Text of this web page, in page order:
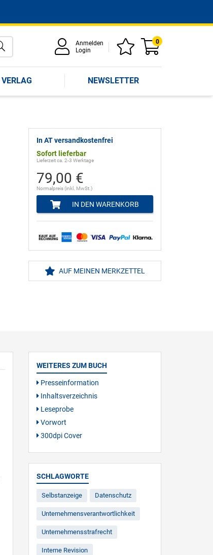
Anmelden
Login
0
VERLAG NEWSLETTER
In AT versandkostenfrei
Sofort lieferbar
Lieferzeit ca. 2-3 Werktage
79,00 €
Normalpreis (inkl. MwSt.)
IN DEN WARENKORB
AUF MEINEN MERKZETTEL
WEITERES ZUM BUCH
Presseinformation
Inhaltsverzeichnis
Leseprobe
Vorwort
300dpi Cover
SCHLAGWORTE
Selbstanzeige Datenschutz
Unternehmensverantwortlichkeit
Unternehmensstrafrecht
Interne Revision